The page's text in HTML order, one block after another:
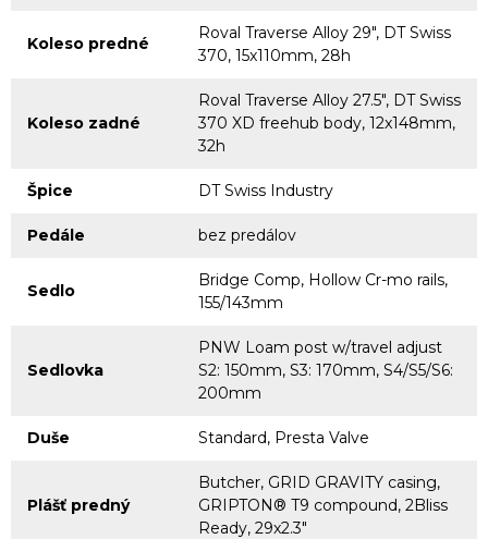
Koleso predné
Roval Traverse Alloy 29", DT Swiss
370, 15x110mm, 28h
Koleso zadné
Roval Traverse Alloy 27.5", DT Swiss
370 XD freehub body, 12x148mm,
32h
Špice DT Swiss Industry
Pedále bez predálov
Sedlo
Bridge Comp, Hollow Cr-mo rails,
155/143mm
Sedlovka
PNW Loam post w/travel adjust
S2: 150mm, S3: 170mm, S4/S5/S6:
200mm
Duše Standard, Presta Valve
Plášť predný
Butcher, GRID GRAVITY casing,
GRIPTON® T9 compound, 2Bliss
Ready, 29x2.3"